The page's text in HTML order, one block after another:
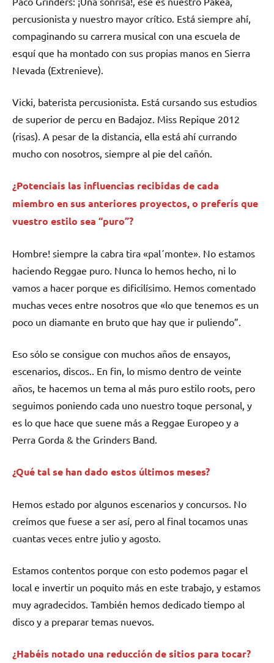
percusionista y nuestro mayor crítico. Está siempre ahí,
compaginando su carrera musical con una escuela de
esquí que ha montado con sus propias manos en Sierra
Nevada (Extrenieve).
Vicki, baterista percusionista. Está cursando sus estudios
de superior de percu en Badajoz. Miss Repique 2012
(risas). A pesar de la distancia, ella está ahí currando
mucho con nosotros, siempre al pie del cañón.
¿Potenciais las influencias recibidas de cada
miembro en sus anteriores proyectos, o preferís que
vuestro estilo sea “puro”?
Hombre! siempre la cabra tira «pal´monte». No estamos
haciendo Reggae puro. Nunca lo hemos hecho, ni lo
vamos a hacer porque es dificilísimo. Hemos comentado
muchas veces entre nosotros que «lo que tenemos es un
poco un diamante en bruto que hay que ir puliendo”.
Eso sólo se consigue con muchos años de ensayos,
escenarios, discos.. En fin, lo mismo dentro de veinte
años, te hacemos un tema al más puro estilo roots, pero
seguimos poniendo cada uno nuestro toque personal, y
es lo que hace que suene más a Reggae Europeo y a
Perra Gorda & the Grinders Band.
¿Qué tal se han dado estos últimos meses?
Hemos estado por algunos escenarios y concursos. No
creímos que fuese a ser así, pero al final tocamos unas
cuantas veces entre julio y agosto.
Estamos contentos porque con esto podemos pagar el
local e invertir un poquito más en este trabajo, y estamos
muy agradecidos. También hemos dedicado tiempo al
disco y a preparar temas nuevos.
¿Habéis notado una reducción de sitios para tocar?